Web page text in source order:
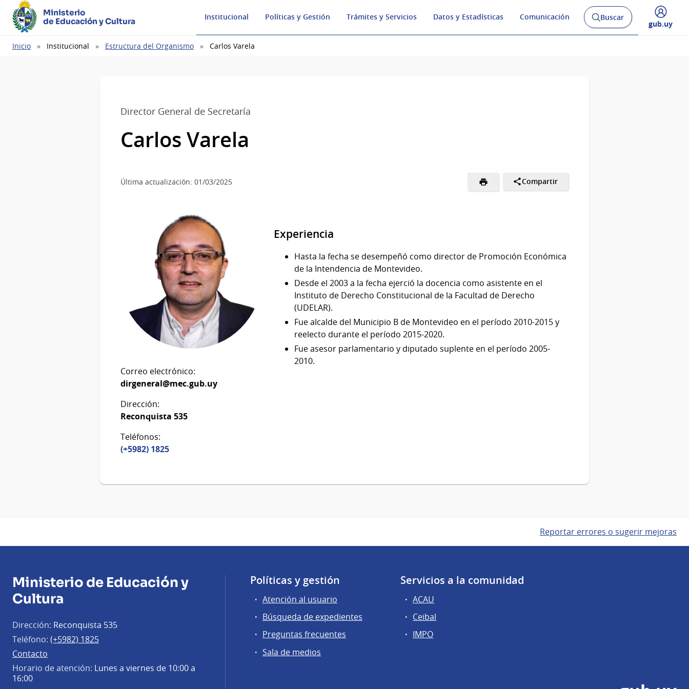
Ministerio
de Educación y Cultura
Institucional Políticas y Gestión Trámites y Servicios Datos y Estadísticas Comunicación
Abrir
buscador
Buscar
Desplegar
gub.uy
Ruta
Inicio Institucional Estructura del Organismo Carlos Varela
Director General de Secretaría
Carlos Varela
Última actualización: 01/03/2025 Compartir
Correo electrónico:
dirgeneral@mec.gub.uy
Dirección:
Reconquista 535
Teléfonos:
(+5982) 1825
Experiencia
Hasta la fecha se desempeñó como director de Promoción Económica
de la Intendencia de Montevideo.
Desde el 2003 a la fecha ejerció la docencia como asistente en el
Instituto de Derecho Constitucional de la Facultad de Derecho
(UDELAR).
Fue alcalde del Municipio B de Montevideo en el período 2010-2015 y
reelecto durante el período 2015-2020.
Fue asesor parlamentario y diputado suplente en el período 2005-
2010.
Reportar errores o sugerir mejoras
Ministerio de Educación y
Cultura
Dirección: Reconquista 535
Teléfono: (+5982) 1825
Contacto
Horario de atención: Lunes a viernes de 10:00 a
16:00
Políticas y gestión
Atención al usuario
Búsqueda de expedientes
Preguntas frecuentes
Sala de medios
Servicios a la comunidad
ACAU
Ceibal
IMPO